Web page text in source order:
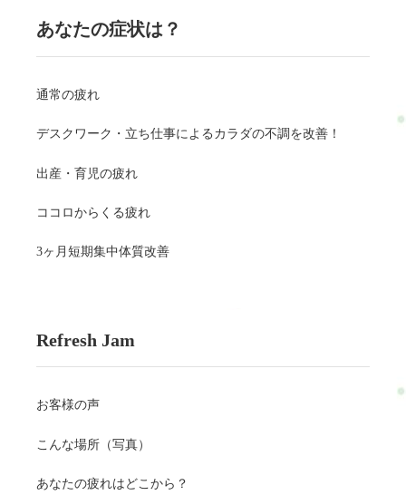
あなたの症状は？
通常の疲れ
デスクワーク・立ち仕事によるカラダの不調を改善！
出産・育児の疲れ
ココロからくる疲れ
3ヶ月短期集中体質改善
Refresh Jam
お客様の声
こんな場所（写真）
あなたの疲れはどこから？